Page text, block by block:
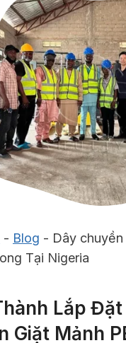
- Blog - Dây
Tại Nigeria
Lắp
Giặt Mảnh